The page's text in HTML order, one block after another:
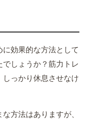
効果的な方法として
しょうか？筋力トレ
っかり休息させなけ
方法はありますが、